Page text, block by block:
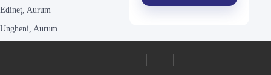
Edineț, Aurum
Ungheni, Aurum